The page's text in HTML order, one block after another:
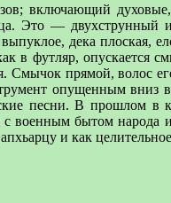
включающий
Это — двухструнный
дека плоская,
в футляр,
Смычок прямой, волос
опущенным
песни. В прошлом
бытом народа
и как